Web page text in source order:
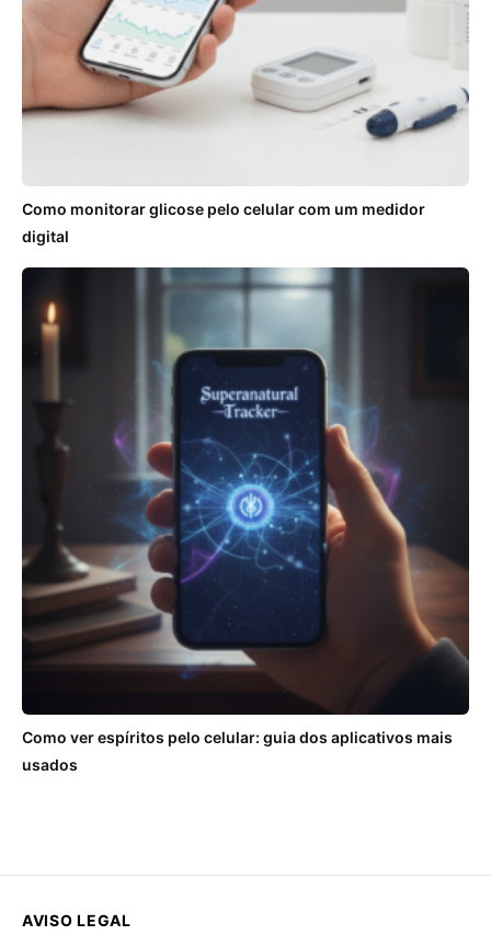
Como monitorar glicose pelo celular com um medidor
digital
Como ver espíritos pelo celular: guia dos aplicativos mais
usados
AVISO LEGAL